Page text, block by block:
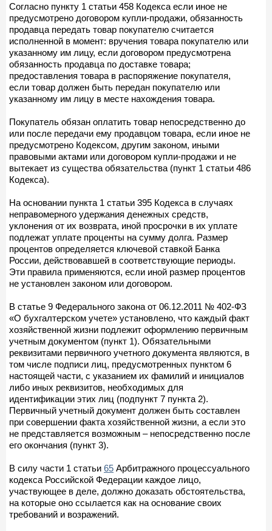
Согласно пункту 1 статьи 458 Кодекса если иное не
предусмотрено договором купли-продажи, обязанность
продавца передать товар покупателю считается
исполненной в момент: вручения товара покупателю или
указанному им лицу, если договором предусмотрена
обязанность продавца по доставке товара;
предоставления товара в распоряжение покупателя,
если товар должен быть передан покупателю или
указанному им лицу в месте нахождения товара.
Покупатель обязан оплатить товар непосредственно до
или после передачи ему продавцом товара, если иное не
предусмотрено Кодексом, другим законом, иными
правовыми актами или договором купли-продажи и не
вытекает из существа обязательства (пункт 1 статьи 486
Кодекса).
На основании пункта 1 статьи 395 Кодекса в случаях
неправомерного удержания денежных средств,
уклонения от их возврата, иной просрочки в их уплате
подлежат уплате проценты на сумму долга. Размер
процентов определяется ключевой ставкой Банка
России, действовавшей в соответствующие периоды.
Эти правила применяются, если иной размер процентов
не установлен законом или договором.
В статье 9 Федерального закона от 06.12.2011 № 402-ФЗ
«О бухгалтерском учете» установлено, что каждый факт
хозяйственной жизни подлежит оформлению первичным
учетным документом (пункт 1). Обязательными
реквизитами первичного учетного документа являются, в
том числе подписи лиц, предусмотренных пунктом 6
настоящей части, с указанием их фамилий и инициалов
либо иных реквизитов, необходимых для
идентификации этих лиц (подпункт 7 пункта 2).
Первичный учетный документ должен быть составлен
при совершении факта хозяйственной жизни, а если это
не представляется возможным – непосредственно после
его окончания (пункт 3).
В силу части 1 статьи 65 Арбитражного процессуального
кодекса Российской Федерации каждое лицо,
участвующее в деле, должно доказать обстоятельства,
на которые оно ссылается как на основание своих
требований и возражений.